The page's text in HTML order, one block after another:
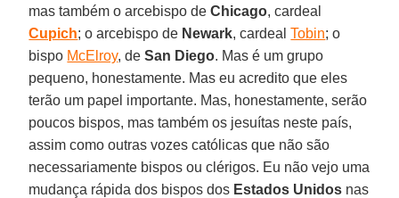
mas também o arcebispo deChicago, cardeal
Cupich; o arcebispo de Newark, cardealTobin; o
bispo McElroy, deSan Diego. Mas é um grupo
pequeno, honestamente. Mas eu acredito que eles
terão um papel importante. Mas, honestamente, serão
poucos bispos, mas também os jesuítas neste país,
assim como outras vozes católicas que não são
necessariamente bispos ou clérigos. Eu não vejo uma
mudança rápida dos bispos dos Estados Unidos nas